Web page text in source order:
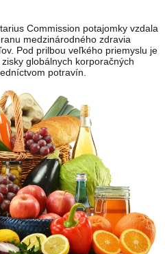
Commission potajomky vzdala
medzinárodného zdravia
Pod prilbou veľkého priemyslu je
globálnych korporačných
potravín.